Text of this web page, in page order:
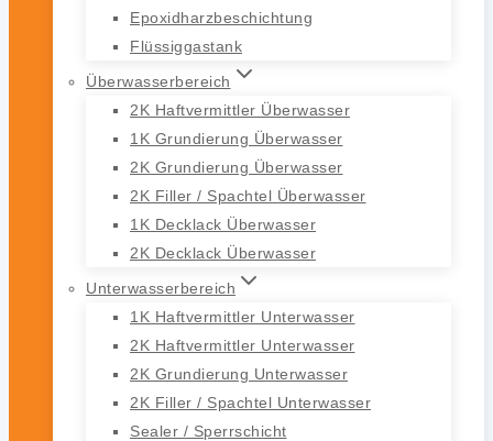
Epoxidharzbeschichtung
Flüssiggastank
Überwasserbereich
2K Haftvermittler Überwasser
1K Grundierung Überwasser
2K Grundierung Überwasser
2K Filler / Spachtel Überwasser
1K Decklack Überwasser
2K Decklack Überwasser
Unterwasserbereich
1K Haftvermittler Unterwasser
2K Haftvermittler Unterwasser
2K Grundierung Unterwasser
2K Filler / Spachtel Unterwasser
Sealer / Sperrschicht